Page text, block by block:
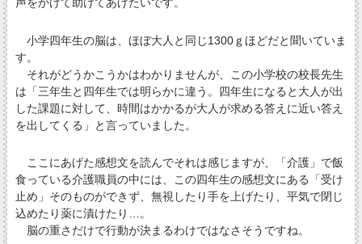
声をかけて助けてあげたいです。
小学四年生の脳は、ほぼ大人と同じ1300ｇほどだと聞いていま
す。
それがどうかこうかはわかりませんが、この小学校の校長先生
は「三年生と四年生では明らかに違う。四年生になると大人が出
した課題に対して、時間はかかるが大人が求める答えに近い答え
を出してくる」と言っていました。
ここにあげた感想文を読んでそれは感じますが、「介護」で飯
食っている介護職員の中には、この四年生の感想文にある「受け
止め」そのものができず、無視したり手を上げたり、平気で閉じ
込めたり薬に漬けたり…。
脳の重さだけで行動が決まるわけではなさそうですね。